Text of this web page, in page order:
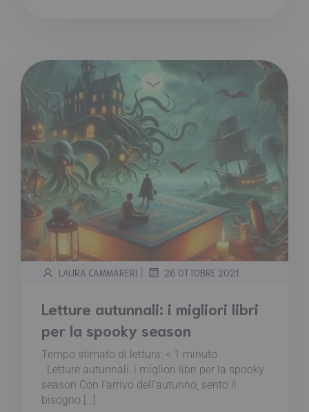
LAURA CAMMARERI | 26 OTTOBRE 2021
Letture autunnali: i migliori libri
per la spooky season
Tempo stimato di lettura: < 1 minuto
Letture autunnali: i migliori libri per la spooky
season Con l’arrivo dell’autunno, sento il
bisogno […]